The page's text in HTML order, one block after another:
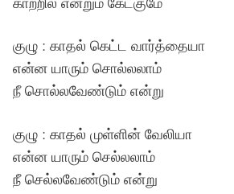
குழு : காதல் கெட்ட வார்த்தையா
என்ன யாரும் சொல்லலாம்
நீ சொல்லவேண்டும் என்று
குழு : காதல் முள்ளின் வேலியா
என்ன யாரும் செல்லலாம்
நீ செல்லவேண்டும் என்று